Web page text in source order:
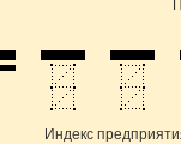
Индекс